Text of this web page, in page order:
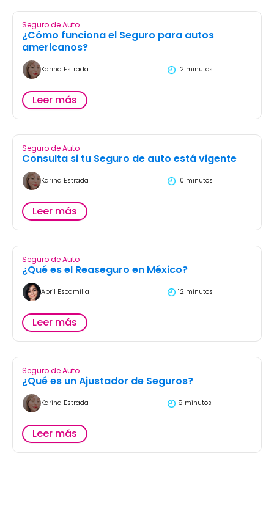
Seguro de Auto
¿Cómo funciona el Seguro para autos
americanos?
Karina Estrada 12 minutos
Leer más
Seguro de Auto
Consulta si tu Seguro de auto está vigente
Karina Estrada 10 minutos
Leer más
Seguro de Auto
¿Qué es el Reaseguro en México?
April Escamilla 12 minutos
Leer más
Seguro de Auto
¿Qué es un Ajustador de Seguros?
Karina Estrada 9 minutos
Leer más